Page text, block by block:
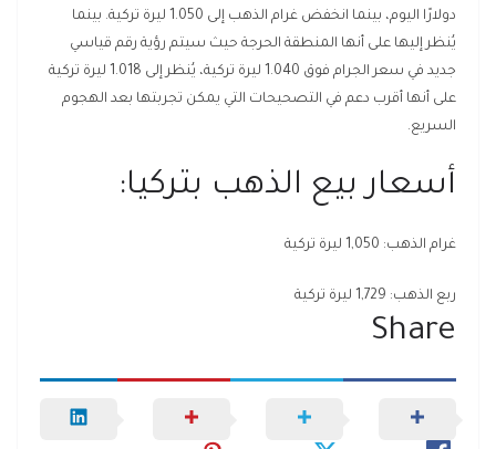
دولارًا اليوم، بينما انخفض غرام الذهب إلى 1.050 ليرة تركية. بينما
يُنظر إليها على أنها المنطقة الحرجة حيث سيتم رؤية رقم قياسي
جديد في سعر الجرام فوق 1.040 ليرة تركية، يُنظر إلى 1.018 ليرة تركية
على أنها أقرب دعم في التصحيحات التي يمكن تجربتها بعد الهجوم
السريع.
أسعار بيع الذهب بتركيا:
غرام الذهب: 1,050 ليرة تركية
ربع الذهب: 1,729 ليرة تركية
Share